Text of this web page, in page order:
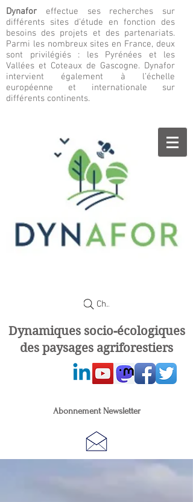
Dynafor effectue ses recherches sur
différents sites d’étude en fonction des
besoins des projets et des partenariats.
Parmi les nombreux sites en France, deux
sont privilégiés : les Pyrénées et les
Vallées et Coteaux de Gascogne. Dynafor
intervient également à l’échelle
européenne et internationale sur
différents continents.
Chercher
Dynamiques socio-écologiques
des paysages agriforestiers
Abonnement Newsletter